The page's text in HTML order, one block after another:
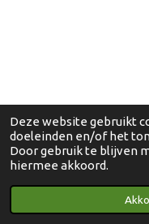
Deze website gebruikt
doeleinden en/of het
Door gebruik te blijven
hiermee akkoord.